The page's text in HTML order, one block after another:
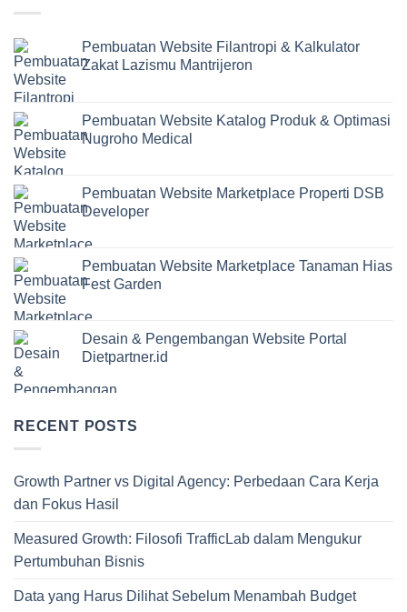
Pembuatan Website Filantropi & Kalkulator
Zakat Lazismu Mantrijeron
Pembuatan Website Katalog Produk & Optimasi
Nugroho Medical
Pembuatan Website Marketplace Properti DSB
Developer
Pembuatan Website Marketplace Tanaman Hias
Fest Garden
Desain & Pengembangan Website Portal
Dietpartner.id
RECENT POSTS
Growth Partner vs Digital Agency: Perbedaan Cara Kerja
dan Fokus Hasil
Measured Growth: Filosofi TrafficLab dalam Mengukur
Pertumbuhan Bisnis
Data yang Harus Dilihat Sebelum Menambah Budget